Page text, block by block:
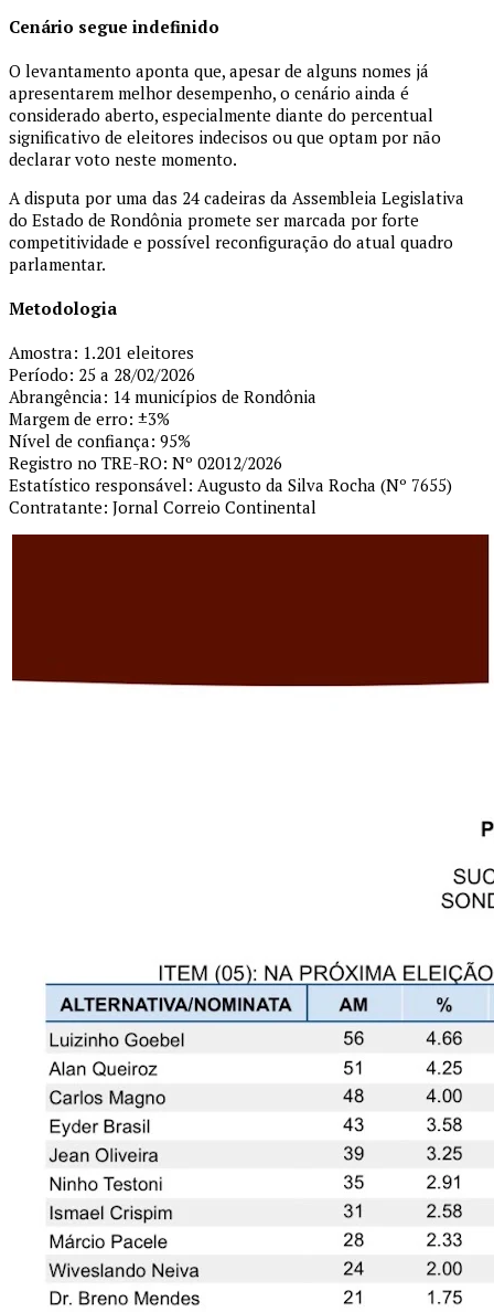
Cenário segue indefinido
O levantamento aponta que, apesar de alguns nomes já
apresentarem melhor desempenho, o cenário ainda é
considerado aberto, especialmente diante do percentual
significativo de eleitores indecisos ou que optam por não
declarar voto neste momento.
A disputa por uma das 24 cadeiras da Assembleia Legislativa
do Estado de Rondônia promete ser marcada por forte
competitividade e possível reconfiguração do atual quadro
parlamentar.
Metodologia
Amostra: 1.201 eleitores
Período: 25 a 28/02/2026
Abrangência: 14 municípios de Rondônia
Margem de erro: ±3%
Nível de confiança: 95%
Registro no TRE-RO: Nº 02012/2026
Estatístico responsável: Augusto da Silva Rocha (Nº 7655)
Contratante: Jornal Correio Continental